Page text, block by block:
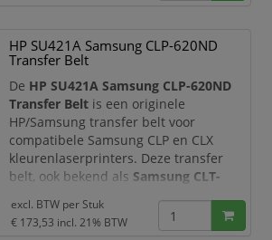
HP SU421A Samsung CLP-620ND
Transfer Belt
De HP SU421A Samsung CLP-620ND
Transfer Belt is een originele
HP/Samsung transfer belt voor
compatibele Samsung CLP en CLX
kleurenlaserprinters. Deze transfer
belt, ook bekend als Samsung CLT-
nauwkeurig over naar het papier.
Hierdoor blijven teksten, afbeeldingen,
excl. BTW per Stuk
€ 173,53 incl. 21% BTW